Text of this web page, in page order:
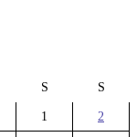
S S
1 2